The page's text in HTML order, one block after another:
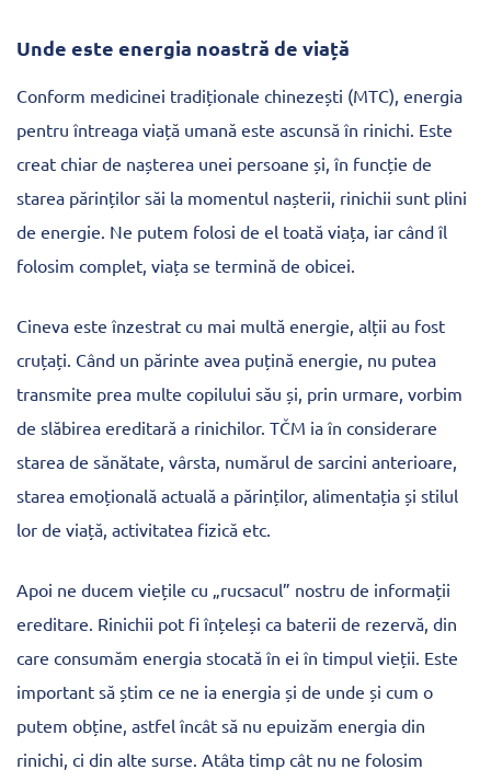
Unde este energia noastră de viață
Conform medicinei tradiționale chinezești (MTC), energia
pentru întreaga viață umană este ascunsă în rinichi. Este
creat chiar de nașterea unei persoane și, în funcție de
starea părinților săi la momentul nașterii, rinichii sunt plini
de energie. Ne putem folosi de el toată viața, iar când îl
folosim complet, viața se termină de obicei.
Cineva este înzestrat cu mai multă energie, alții au fost
cruțați. Când un părinte avea puțină energie, nu putea
transmite prea multe copilului său și, prin urmare, vorbim
de slăbirea ereditară a rinichilor. TČM ia în considerare
starea de sănătate, vârsta, numărul de sarcini anterioare,
starea emoțională actuală a părinților, alimentația și stilul
lor de viață, activitatea fizică etc.
Apoi ne ducem viețile cu „rucsacul” nostru de informații
ereditare. Rinichii pot fi înțeleși ca baterii de rezervă, din
care consumăm energia stocată în ei în timpul vieții. Este
important să știm ce ne ia energia și de unde și cum o
putem obține, astfel încât să nu epuizăm energia din
rinichi, ci din alte surse. Atâta timp cât nu ne folosim